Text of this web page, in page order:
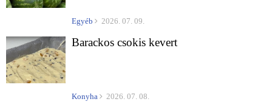
Egyéb 2026. 07. 09.
Barackos csokis kevert
Konyha 2026. 07. 08.